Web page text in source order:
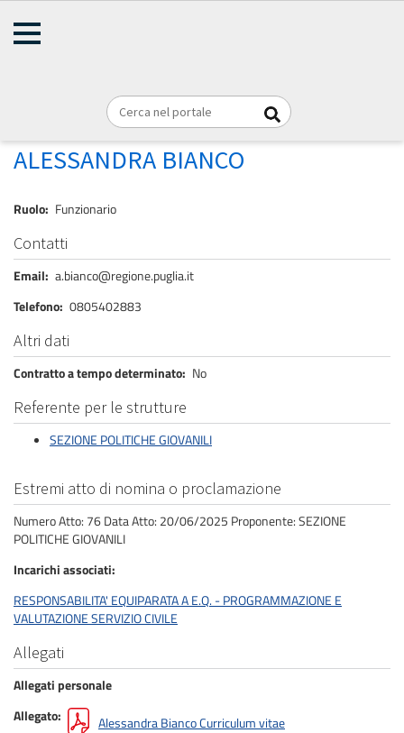
Briciole
Home
BIANCO ALESSANDRA
ALESSANDRA BIANCO
Ruolo Funzionario
Contatti
Email a.bianco@regione.puglia.it
Telefono 0805402883
Altri dati
Contratto a tempo determinato No
Referente per le strutture
SEZIONE POLITICHE GIOVANILI
Estremi atto di nomina o proclamazione
Numero Atto: 76 Data Atto: 20/06/2025 Proponente: SEZIONE
POLITICHE GIOVANILI
Incarichi associati
RESPONSABILITA' EQUIPARATA A E.Q. - PROGRAMMAZIONE E
VALUTAZIONE SERVIZIO CIVILE
Allegati
Allegati personale
Allegato
Alessandra Bianco Curriculum vitae